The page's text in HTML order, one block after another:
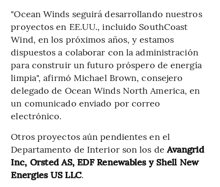
"Ocean Winds seguirá desarrollando nuestros
proyectos en EE.UU., incluido SouthCoast
Wind, en los próximos años, y estamos
dispuestos a colaborar con la administración
para construir un futuro próspero de energía
limpia", afirmó Michael Brown, consejero
delegado de Ocean Winds North America, en
un comunicado enviado por correo
electrónico.
Otros proyectos aún pendientes en el
Departamento de Interior son los deAvangrid
Inc, Orsted AS, EDF Renewables y Shell New
Energies US LLC.